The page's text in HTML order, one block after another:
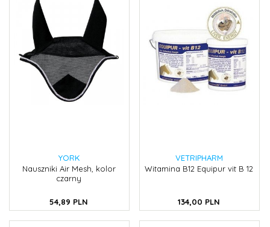
YORK
Nauszniki Air Mesh, kolor
czarny
54,89 PLN
VETRIPHARM
Witamina B12 Equipur vit B 12
134,00 PLN